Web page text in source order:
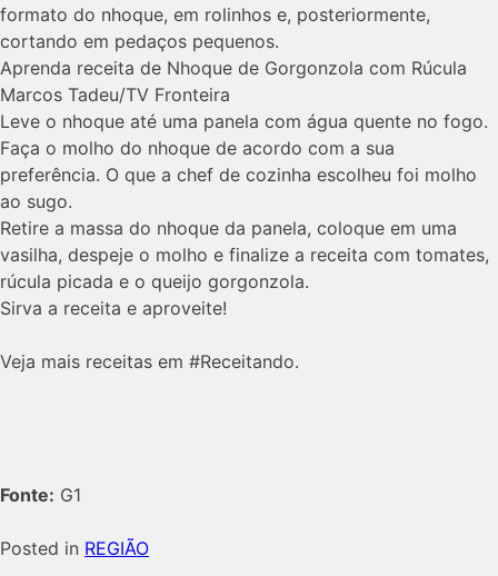
formato do nhoque, em rolinhos e, posteriormente,
cortando em pedaços pequenos.
Aprenda receita de Nhoque de Gorgonzola com Rúcula
Marcos Tadeu/TV Fronteira
Leve o nhoque até uma panela com água quente no fogo.
Faça o molho do nhoque de acordo com a sua
preferência. O que a chef de cozinha escolheu foi molho
ao sugo.
Retire a massa do nhoque da panela, coloque em uma
vasilha, despeje o molho e finalize a receita com tomates,
rúcula picada e o queijo gorgonzola.
Sirva a receita e aproveite!
Veja mais receitas em #Receitando.
Fonte: G1
Posted in REGIÃO